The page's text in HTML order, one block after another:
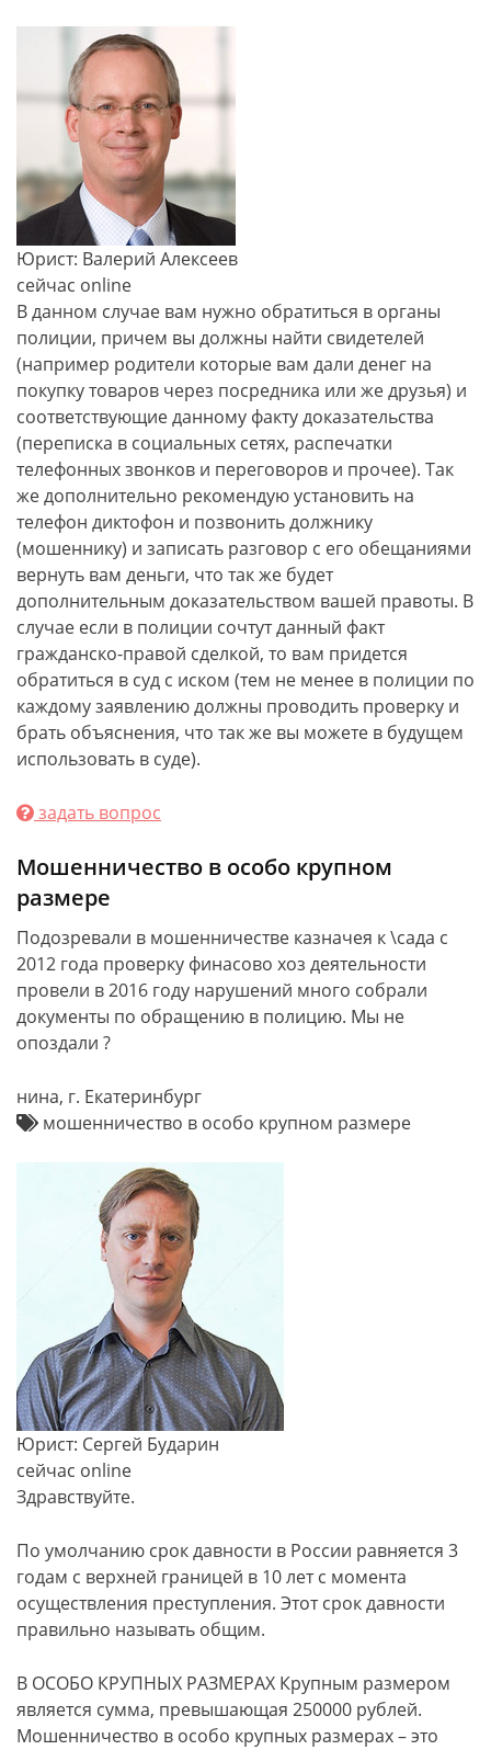
Юрист: Валерий Алексеев
сейчас online
В данном случае вам нужно обратиться в органы
полиции, причем вы должны найти свидетелей
(например родители которые вам дали денег на
покупку товаров через посредника или же друзья) и
соответствующие данному факту доказательства
(переписка в социальных сетях, распечатки
телефонных звонков и переговоров и прочее). Так
же дополнительно рекомендую установить на
телефон диктофон и позвонить должнику
(мошеннику) и записать разговор с его обещаниями
вернуть вам деньги, что так же будет
дополнительным доказательством вашей правоты. В
случае если в полиции сочтут данный факт
гражданско-правой сделкой, то вам придется
обратиться в суд с иском (тем не менее в полиции по
каждому заявлению должны проводить проверку и
брать объяснения, что так же вы можете в будущем
использовать в суде).
задать вопрос
Мошенничество в особо крупном
размере
Подозревали в мошенничестве казначея к \сада с
2012 года проверку финасово хоз деятельности
провели в 2016 году нарушений много собрали
документы по обращению в полицию. Мы не
опоздали ?
нина, г. Екатеринбург
мошенничество в особо крупном размере
Юрист: Сергей Бударин
сейчас online
Здравствуйте.
По умолчанию срок давности в России равняется 3
годам с верхней границей в 10 лет с момента
осуществления преступления. Этот срок давности
правильно называть общим.
В ОСОБО КРУПНЫХ РАЗМЕРАХ Крупным размером
является сумма, превышающая 250000 рублей.
Мошенничество в особо крупных размерах – это